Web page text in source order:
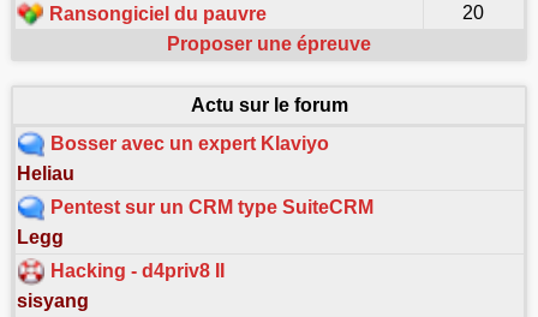
Ransongiciel du pauvre
20
Proposer une épreuve
Actu sur le forum
Bosser avec un expert Klaviyo
Heliau
Pentest sur un CRM type SuiteCRM
Legg
Hacking - d4priv8 II
sisyang